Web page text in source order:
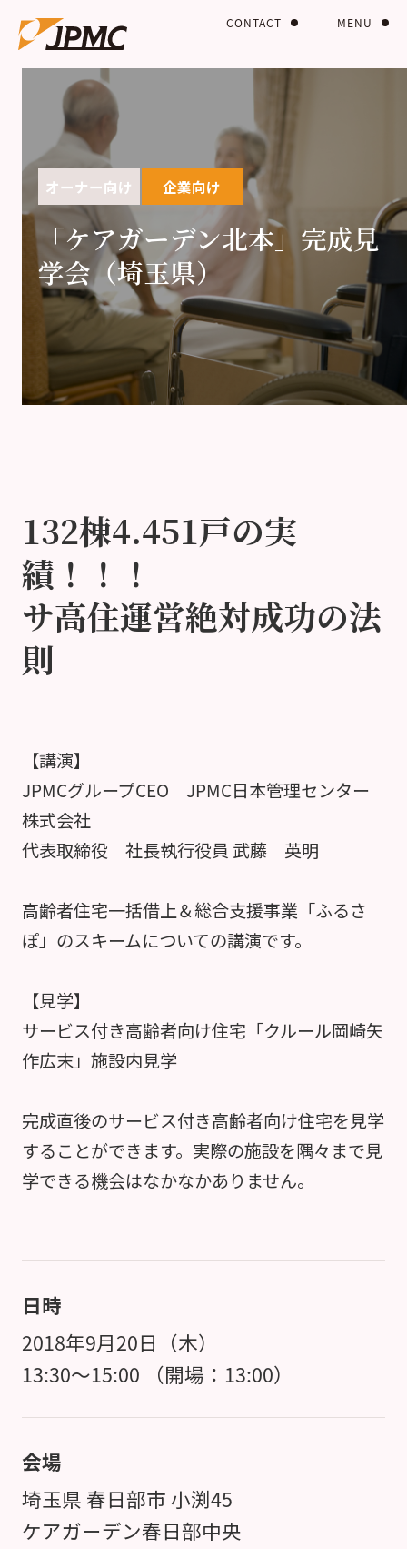
MENU
CONTACT
オーナー向け 企業向け
「ケアガーデン北本」完成見
学会（埼玉県）
132棟4.451戸の実
績！！！
サ高住運営絶対成功の法
則
【講演】
JPMCグループCEO JPMC日本管理センター
株式会社
代表取締役 社長執行役員 武藤 英明
高齢者住宅一括借上＆総合支援事業「ふるさ
ぽ」のスキームについての講演です。
【見学】
サービス付き高齢者向け住宅「クルール岡崎矢
作広末」施設内見学
完成直後のサービス付き高齢者向け住宅を見学
することができます。実際の施設を隅々まで見
学できる機会はなかなかありません。
日時
2018年9月20日（木）
13:30～15:00 （開場：13:00）
会場
埼玉県 春日部市 小渕45
ケアガーデン春日部中央